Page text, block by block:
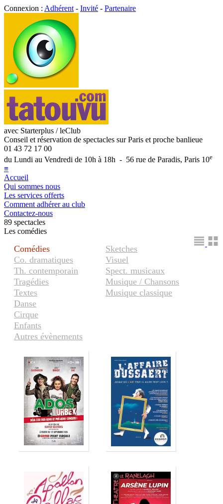
Connexion : Adhérent - Invité - Partenaire
avec Starterplus / leClub
Conseil et réservation de spectacles sur Paris et proche banlieue
01 43 72 17 00
du Lundi au Vendredi de 10h à 18h - 56 rue de Paradis, Paris 10e
≡
Accueil
Qui sommes nous
Les services offerts
Comment adhérer au club
Contactez-nous
89 spectacles
Les comédies
Comédies
Co. dramatiques
Th. contemporain
Tragédies
Textes
Sketches
Visuel
Spect. musicaux
Musique / Chansons
Musique classique
Danse
Cirque
Enfants
Autres évènements